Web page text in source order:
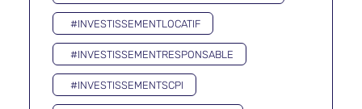
#INVESTISSEMENTLOCATIF
#INVESTISSEMENTRESPONSABLE
#INVESTISSEMENTSCPI